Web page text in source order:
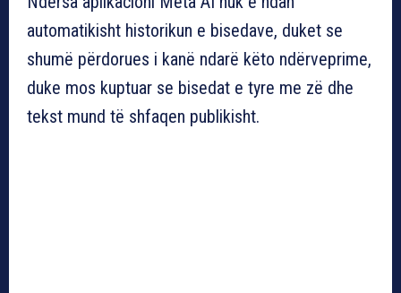
automatikisht historikun e bisedave, duket se
shumë përdorues i kanë ndarë këto ndërveprime,
duke mos kuptuar se bisedat e tyre me zë dhe
tekst mund të shfaqen publikisht.